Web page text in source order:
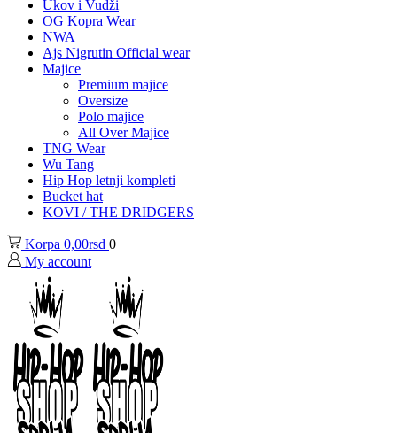
Ukov i Vudži
OG Kopra Wear
NWA
Ajs Nigrutin Official wear
Majice
Premium majice
Oversize
Polo majice
All Over Majice
TNG Wear
Wu Tang
Hip Hop letnji kompleti
Bucket hat
KOVI / THE DRIDGERS
Korpa 0,00rsd 0
My account